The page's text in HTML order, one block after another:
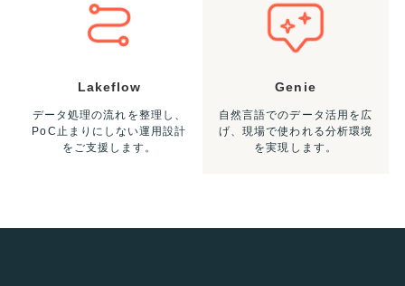
Lakeflow
データ処理の流れを整理し、
PoC止まりにしない運用設計
をご支援します。
Genie
自然言語でのデータ活用を広
げ、現場で使われる分析環境
を実現します。